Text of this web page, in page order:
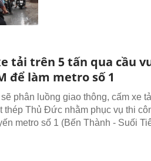
tải trên 5 tấn qua cầu
để làm metro số 1
phân luồng giao thông, cấm xe
thép Thủ Đức nhằm phục vụ thi
metro số 1 (Bến Thành - Suối